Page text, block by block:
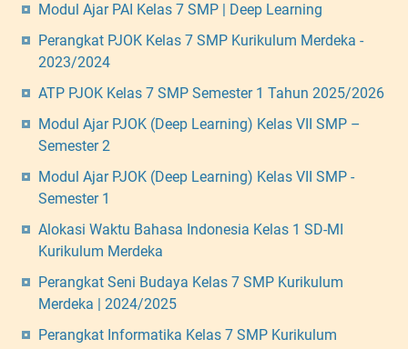
Modul Ajar PAI Kelas 7 SMP | Deep Learning
Perangkat PJOK Kelas 7 SMP Kurikulum Merdeka -
2023/2024
ATP PJOK Kelas 7 SMP Semester 1 Tahun 2025/2026
Modul Ajar PJOK (Deep Learning) Kelas VII SMP –
Semester 2
Modul Ajar PJOK (Deep Learning) Kelas VII SMP -
Semester 1
Alokasi Waktu Bahasa Indonesia Kelas 1 SD-MI
Kurikulum Merdeka
Perangkat Seni Budaya Kelas 7 SMP Kurikulum
Merdeka | 2024/2025
Perangkat Informatika Kelas 7 SMP Kurikulum